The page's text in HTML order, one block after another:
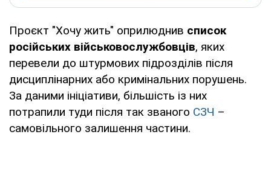
Проєкт "Хочу жить" оприлюднив список
російських військовослужбовців, яких
перевели до штурмових підрозділів після
дисциплінарних або кримінальних порушень.
За даними ініціативи, більшість із них
потрапили туди після так званого СЗЧ –
самовільного залишення частини.